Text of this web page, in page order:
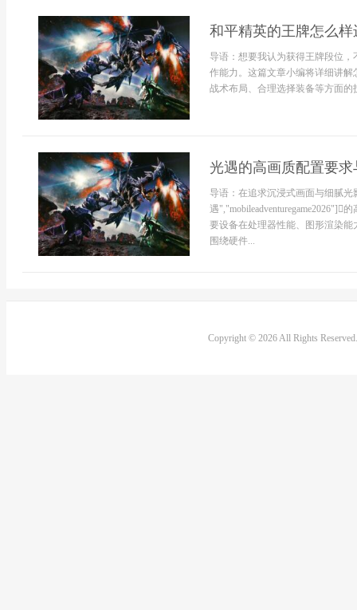
和平精英的王牌怎么样
导语：想要我认为获得王牌段位
作能力。这篇文章小编将详细讲
战术布局、合理选择装备等方面的
光遇的高画质配置要
导语：在追求沉浸式画面与细腻光
遇","mobileadventuregame2026"]
要设备在处理器性能、图形渲染
围绕硬件...
Copyright © 2026 All Rights